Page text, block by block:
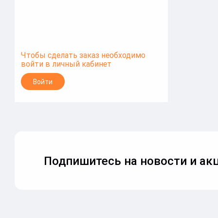
Чтобы сделать заказ необходимо
войти в личный кабинет
Войти
Подпишитесь на новости и